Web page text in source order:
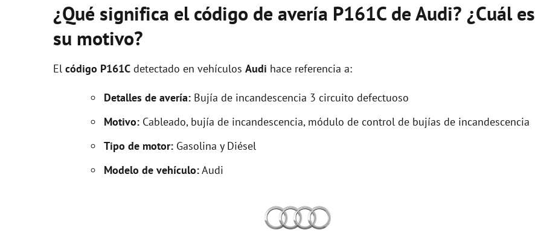
¿Qué significa el código de avería P161C de Audi? ¿Cuál es
su motivo?
El código P161C detectado en vehículos Audi hace referencia a:
Detalles de avería: Bujía de incandescencia 3 circuito defectuoso
Motivo: Cableado, bujía de incandescencia, módulo de control de bujías de incandescencia
Tipo de motor: Gasolina y Diésel
Modelo de vehículo:Audi